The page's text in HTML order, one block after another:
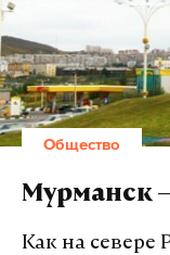
Общество
Мурманск
Как на севере